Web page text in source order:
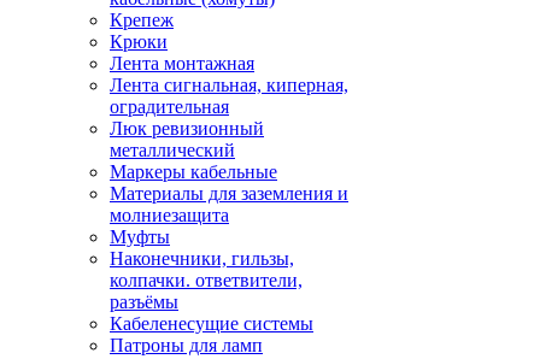
Крепеж
Крюки
Лента монтажная
Лента сигнальная, киперная,
оградительная
Люк ревизионный
металлический
Маркеры кабельные
Материалы для заземления и
молниезащита
Муфты
Наконечники, гильзы,
колпачки. ответвители,
разъёмы
Кабеленесущие системы
Патроны для ламп